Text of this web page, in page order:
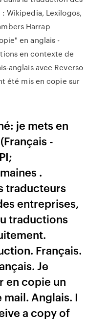
Wikipedia, Lexilogos,
Harrap
en anglais -
en contexte de
anglais avec Reverso
été mis en copie sur
je mets en
-
.
traducteurs
entreprises,
traductions
Français.
Je
en copie un
Anglais. I
a copy of